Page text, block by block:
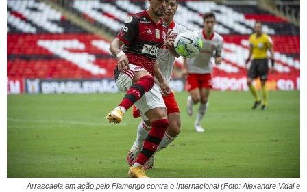
Arrascaela em ação pelo Flamengo contra o Internacional (Foto: Alexandre Vidal e